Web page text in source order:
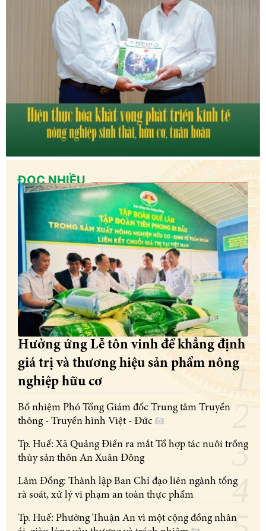
ĐỌC NHIỀU
Hưởng ứng Lễ tôn vinh để khẳng định
giá trị và thương hiệu sản phẩm nông
nghiệp hữu cơ
Bổ nhiệm Phó Tổng Giám đốc Trung tâm Truyền
thông - Truyền hình Việt - Đức
Tp. Huế: Xã Quảng Điền ra mắt Tổ hợp tác nuôi trồng
thủy sản thôn An Xuân Đông
Lâm Đồng: Thành lập Ban Chỉ đạo liên ngành tổng
rà soát, xử lý vi phạm an toàn thực phẩm
Tp. Huế: Phường Thuận An vì một cộng đồng nhân